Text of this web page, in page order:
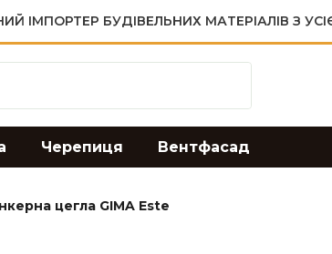
ІМПОРТЕР БУДІВЕЛЬНИХ МАТЕРІАЛІВ З
Черепиця Вентфасад
цегла GIMA Este